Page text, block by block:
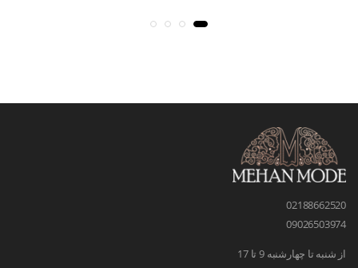
02188662520
09026503974
از شنبه تا چهارشنبه 9 تا 17